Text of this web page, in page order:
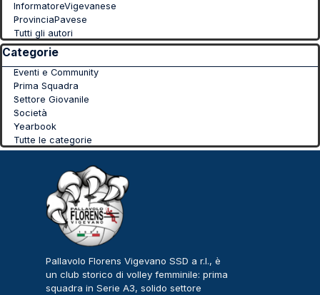
InformatoreVigevanese
ProvinciaPavese
Tutti gli autori
Salta blocco Categorie
Categorie
Eventi e Community
Prima Squadra
Settore Giovanile
Società
Yearbook
Tutte le categorie
Pallavolo Florens Vigevano SSD a r.l., è
un club storico di volley femminile: prima
squadra in Serie A3, solido settore